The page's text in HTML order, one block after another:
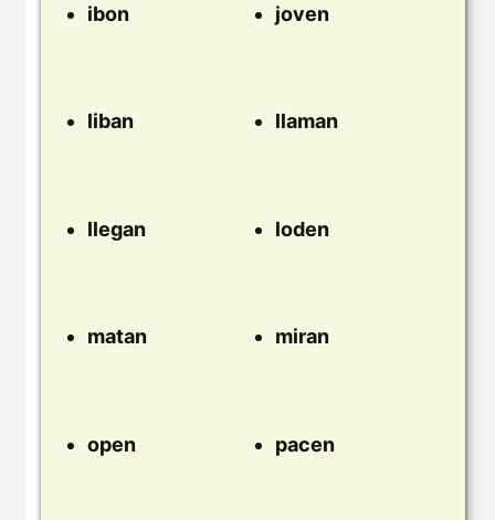
ibon joven
liban llaman
llegan loden
matan miran
open pacen